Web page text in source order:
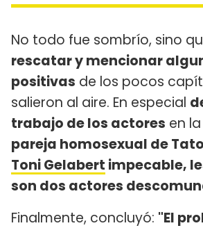
No todo fue sombrío, sino
rescatar y mencionar
positivas de los pocos
salieron al aire. En especial
trabajo de los actores en
pareja homosexual de
Toni Gelabert impecable,
son dos actores
Finalmente, concluyó: "El